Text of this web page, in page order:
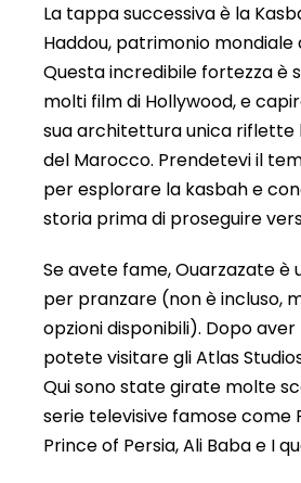
La tappa successiva è la
Haddou, patrimonio mondiale
Questa incredibile fortezza è
molti film di Hollywood, e
sua architettura unica riflette
del Marocco. Prendetevi il
per esplorare la kasbah e
storia prima di proseguire
Se avete fame, Ouarzazate
per pranzare (non è incluso,
opzioni disponibili). Dopo
potete visitare gli Atlas
Qui sono state girate molte
serie televisive famose come
Prince of Persia, Ali Baba e I